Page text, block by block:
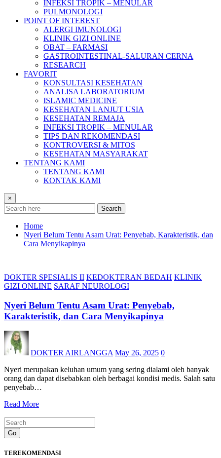
INFEKSI TROPIK – MENULAR
PULMONOLOGI
POINT OF INTEREST
ALERGI IMUNOLOGI
KLINIK GIZI ONLINE
OBAT – FARMASI
GASTROINTESTINAL-SALURAN CERNA
RESEARCH
FAVORIT
KONSULTASI KESEHATAN
ANALISA LABORATORIUM
ISLAMIC MEDICINE
KESEHATAN LANJUT USIA
KESEHATAN REMAJA
INFEKSI TROPIK – MENULAR
TIPS DAN REKOMENDASI
KONTROVERSI & MITOS
KESEHATAN MASYARAKAT
TENTANG KAMI
TENTANG KAMI
KONTAK KAMI
×
Search
Home
Nyeri Belum Tentu Asam Urat: Penyebab, Karakteristik, dan
Cara Menyikapinya
DOKTER SPESIALIS II KEDOKTERAN BEDAH KLINIK
GIZI ONLINE SARAF NEUROLOGI
Nyeri Belum Tentu Asam Urat: Penyebab,
Karakteristik, dan Cara Menyikapinya
DOKTER AIRLANGGA May 26, 2025 0
Nyeri merupakan keluhan umum yang sering dialami oleh banyak
orang dan dapat disebabkan oleh berbagai kondisi medis. Salah satu
penyebab…
Read More
Go
TEREKOMENDASI